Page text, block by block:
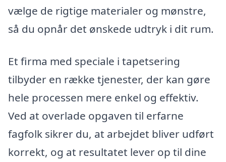
vælge de rigtige materialer og mønstre,
så du opnår det ønskede udtryk i dit rum.
Et firma med speciale i tapetsering
tilbyder en række tjenester, der kan gøre
hele processen mere enkel og effektiv.
Ved at overlade opgaven til erfarne
fagfolk sikrer du, at arbejdet bliver udført
korrekt, og at resultatet lever op til dine